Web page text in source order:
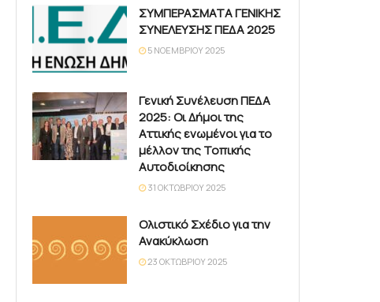
ΣΥΜΠΕΡΑΣΜΑΤΑ ΓΕΝΙΚΗΣ
ΣΥΝΕΛΕΥΣΗΣ ΠΕΔΑ 2025
5 ΝΟΕΜΒΡΊΟΥ 2025
Γενική Συνέλευση ΠΕΔΑ
2025: Οι Δήμοι της
Αττικής ενωμένοι για το
μέλλον της Τοπικής
Αυτοδιοίκησης
31 ΟΚΤΩΒΡΊΟΥ 2025
Ολιστικό Σχέδιο για την
Ανακύκλωση
23 ΟΚΤΩΒΡΊΟΥ 2025